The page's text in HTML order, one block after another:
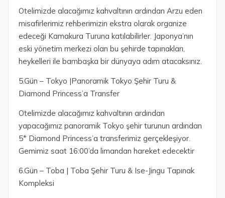
Otelimizde alacağımız kahvaltının ardından Arzu eden
misafirlerimiz rehberimizin ekstra olarak organize
edeceği Kamakura Turuna katılabilirler. Japonya’nın
eski yönetim merkezi olan bu şehirde tapınakları,
heykelleri ile bambaşka bir dünyaya adım atacaksınız.
5.Gün – Tokyo |Panoramik Tokyo Şehir Turu &
Diamond Princess’a Transfer
Otelimizde alacağımız kahvaltının ardından
yapacağımız panoramik Tokyo şehir turunun ardından
5* Diamond Princess’a transferimiz gerçekleşiyor.
Gemimiz saat 16:00’da limandan hareket edecektir
6.Gün – Toba | Toba Şehir Turu & Ise-Jingu Tapınak
Kompleksi